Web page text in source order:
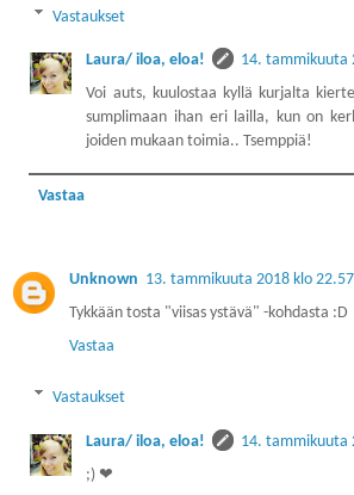
Vastaukset
Laura/ iloa, eloa!
14. tammikuuta
Voi auts, kuulostaa kyllä kurjalta
sumplimaan ihan eri lailla, kun on
joiden mukaan toimia.. Tsemppiä!
Vastaa
Unknown 13. tammikuuta 2018 klo 22.57
Tykkään tosta "viisas ystävä" -kohdasta :D
Vastaa
Vastaukset
Laura/ iloa, eloa!
14. tammikuuta
;) ❤